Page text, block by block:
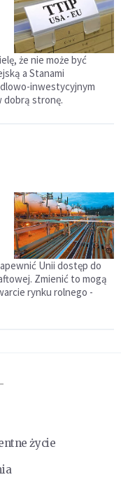
że nie może być
a Stanami
inwestycyjnym
dobrą stronę.
Unii dostęp do
Zmienić to mogą
rynku rolnego -
życie